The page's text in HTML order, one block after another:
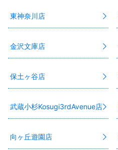
東神奈川店
金沢文庫店
保土ヶ谷店
武蔵小杉Kosugi3rdAvenue店
向ヶ丘遊園店